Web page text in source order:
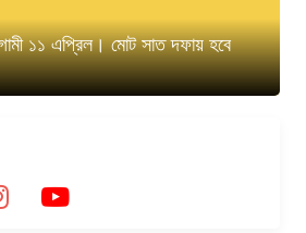
১১ এপ্রিল। মোট সাত দফায় হবে